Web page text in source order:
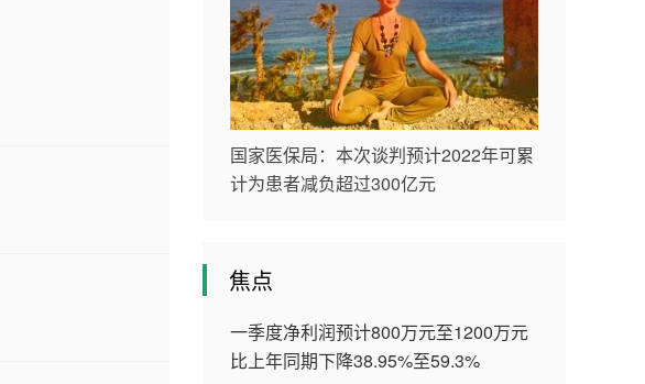
国家医保局：本次谈判预计2022年可累
计为患者减负超过300亿元
焦点
一季度净利润预计800万元至1200万元
比上年同期下降38.95%至59.3%